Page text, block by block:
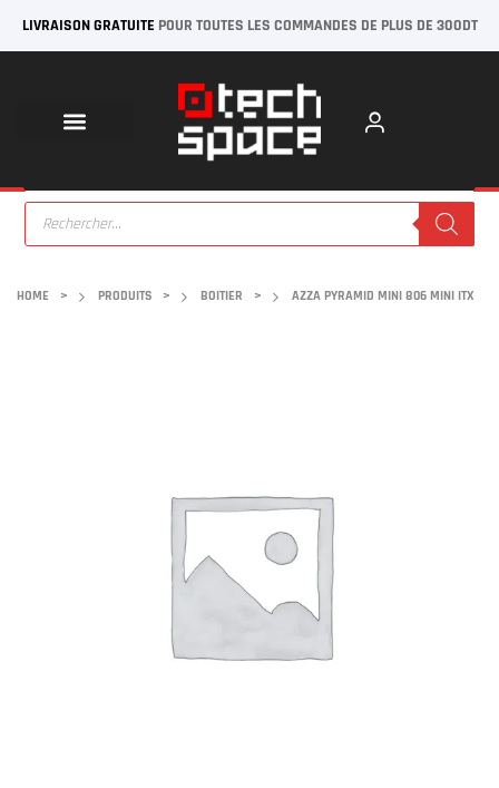
LIVRAISON GRATUITE POUR TOUTES LES COMMANDES DE PLUS DE 300DT
HOME > PRODUITS > BOITIER > AZZA PYRAMID MINI 806 MINI ITX